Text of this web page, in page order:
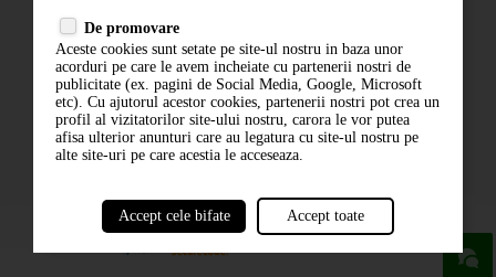
ABONARE LA NEWSLETTER
ABONARE
De promovare
Aceste cookies sunt setate pe site-ul nostru in baza unor
acorduri pe care le avem incheiate cu partenerii nostri de
publicitate (ex. pagini de Social Media, Google, Microsoft
etc). Cu ajutorul acestor cookies, partenerii nostri pot crea un
profil al vizitatorilor site-ului nostru, carora le vor putea
afisa ulterior anunturi care au legatura cu site-ul nostru pe
alte site-uri pe care acestia le acceseaza.
Accept cele bifate Accept toate